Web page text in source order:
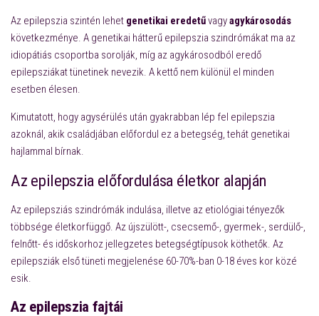
Az epilepszia szintén lehet genetikai eredetűvagyagykárosodás
következménye. A genetikai hátterű epilepszia szindrómákat ma az
idiopátiás csoportba sorolják, míg az agykárosodból eredő
epilepsziákat tünetinek nevezik. A kettő nem különül el minden
esetben élesen.
Kimutatott, hogy agysérülés után gyakrabban lép fel epilepszia
azoknál, akik családjában előfordul ez a betegség, tehát genetikai
hajlammal bírnak.
Az epilepszia előfordulása életkor alapján
Az epilepsziás szindrómák indulása, illetve az etiológiai tényezők
többsége életkorfüggő. Az újszülött-, csecsemő-, gyermek-, serdülő-,
felnőtt- és időskorhoz jellegzetes betegségtípusok köthetők. Az
epilepsziák elsőtüneti megjelenése 60-70%-ban 0-18 éves kor közé
esik.
Az epilepszia fajtái